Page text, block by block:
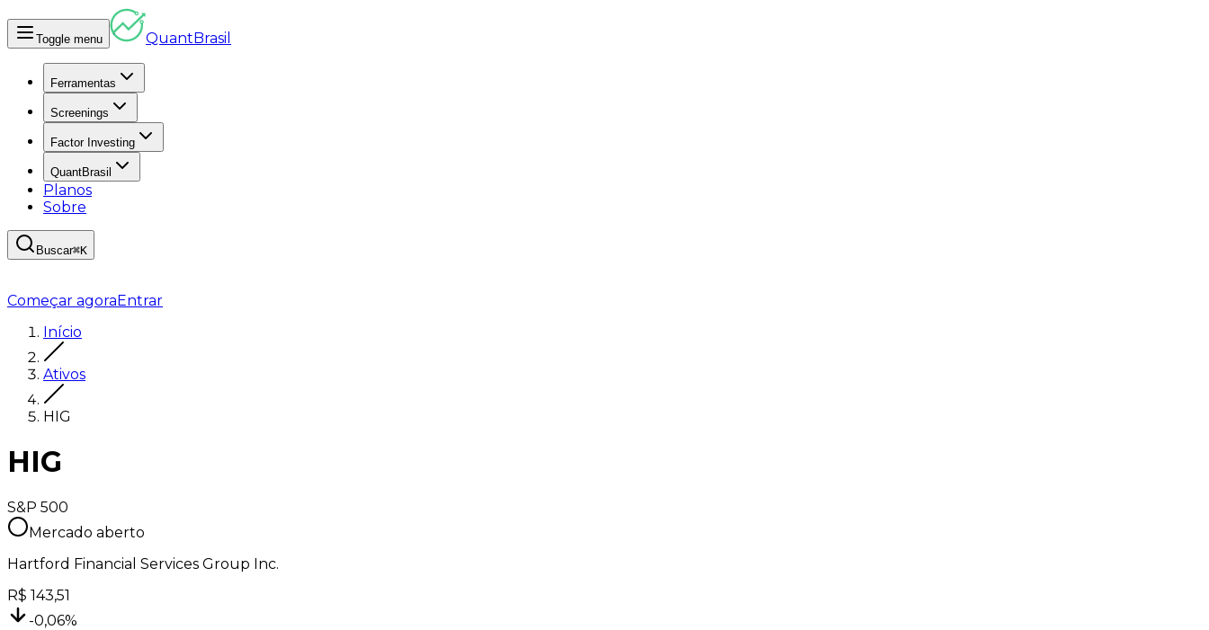
Toggle menu QuantBrasil
Ferramentas
Screenings
Factor Investing
QuantBrasil
Planos
Sobre
Buscar⌘K
Começar agoraEntrar
Início
Ativos
HIG
HIG
S&P 500
Mercado aberto
Hartford Financial Services Group Inc.
R$ 143,51
-0,06%